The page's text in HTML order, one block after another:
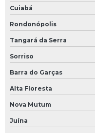
Cuiabá
Rondonópolis
Tangará da Serra
Sorriso
Barra do Garças
Alta Floresta
Nova Mutum
Juína